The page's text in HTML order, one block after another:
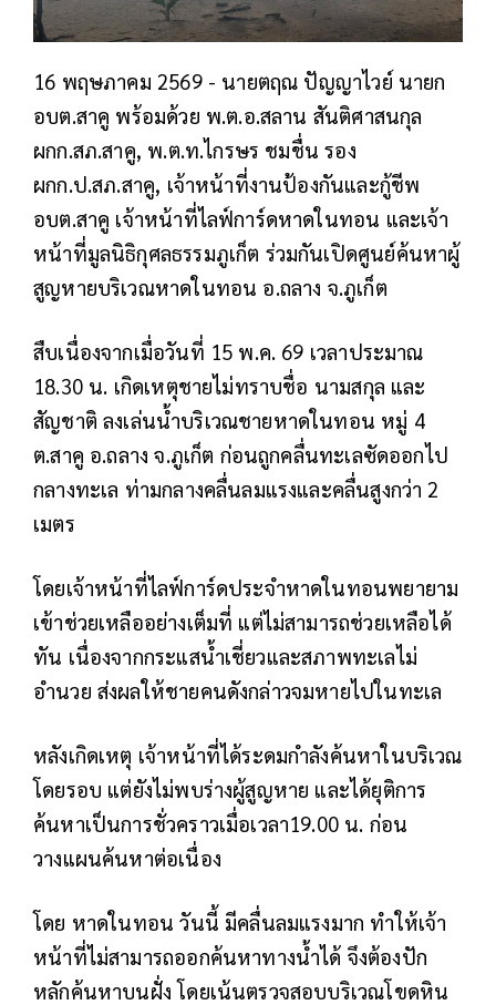
16 พฤษภาคม 2569 - นายตฤณ ปัญญาไวย์ นายก
อบต.สาคู พร้อมด้วย พ.ต.อ.สลาน สันติศาสนกุล
ผกก.สภ.สาคู, พ.ต.ท.ไกรษร ชมชื่น รอง
ผกก.ป.สภ.สาคู, เจ้าหน้าที่งานป้องกันและกู้ชีพ
อบต.สาคู เจ้าหน้าที่ไลฟ์การ์ดหาดในทอน และเจ้า
หน้าที่มูลนิธิกุศลธรรมภูเก็ต ร่วมกันเปิดศูนย์ค้นหาผู้
สูญหายบริเวณหาดในทอน อ.ถลาง จ.ภูเก็ต
สืบเนื่องจากเมื่อวันที่ 15 พ.ค. 69 เวลาประมาณ
18.30 น. เกิดเหตุชายไม่ทราบชื่อ นามสกุล และ
สัญชาติ ลงเล่นน้ำบริเวณชายหาดในทอน หมู่ 4
ต.สาคู อ.ถลาง จ.ภูเก็ต ก่อนถูกคลื่นทะเลซัดออกไป
กลางทะเล ท่ามกลางคลื่นลมแรงและคลื่นสูงกว่า 2
เมตร
โดยเจ้าหน้าที่ไลฟ์การ์ดประจำหาดในทอนพยายาม
เข้าช่วยเหลืออย่างเต็มที่ แต่ไม่สามารถช่วยเหลือได้
ทัน เนื่องจากกระแสน้ำเชี่ยวและสภาพทะเลไม่
อำนวย ส่งผลให้ชายคนดังกล่าวจมหายไปในทะเล
หลังเกิดเหตุ เจ้าหน้าที่ได้ระดมกำลังค้นหาในบริเวณ
โดยรอบ แต่ยังไม่พบร่างผู้สูญหาย และได้ยุติการ
ค้นหาเป็นการชั่วคราวเมื่อเวลา19.00 น. ก่อน
วางแผนค้นหาต่อเนื่อง
โดย หาดในทอน วันนี้ มีคลื่นลมแรงมาก ทำให้เจ้า
หน้าที่ไม่สามารถออกค้นหาทางน้ำได้ จึงต้องปัก
หลักค้นหาบนฝั่ง โดยเน้นตรวจสอบบริเวณโขดหิน